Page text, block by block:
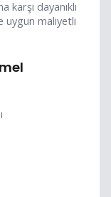
karşı dayanıklı
uygun maliyetli